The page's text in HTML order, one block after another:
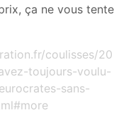
ça ne vous tente
coulisses/20
toujours-voulu-
sans-